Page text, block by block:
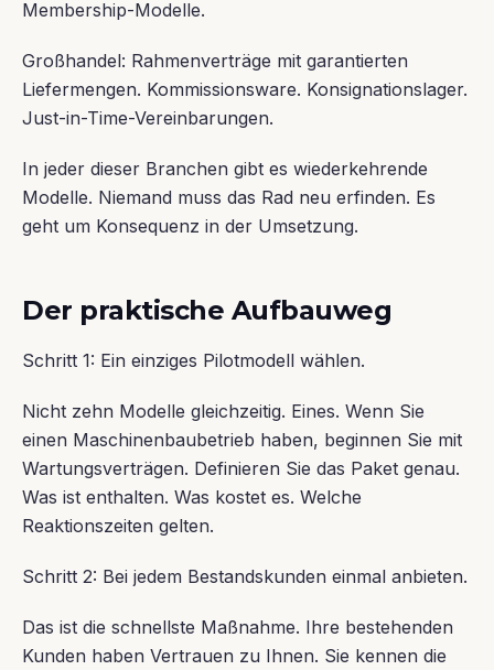
Membership-Modelle.
Großhandel: Rahmenverträge mit garantierten
Liefermengen. Kommissionsware. Konsignationslager.
Just-in-Time-Vereinbarungen.
In jeder dieser Branchen gibt es wiederkehrende
Modelle. Niemand muss das Rad neu erfinden. Es
geht um Konsequenz in der Umsetzung.
Der praktische Aufbauweg
Schritt 1: Ein einziges Pilotmodell wählen.
Nicht zehn Modelle gleichzeitig. Eines. Wenn Sie
einen Maschinenbaubetrieb haben, beginnen Sie mit
Wartungsverträgen. Definieren Sie das Paket genau.
Was ist enthalten. Was kostet es. Welche
Reaktionszeiten gelten.
Schritt 2: Bei jedem Bestandskunden einmal anbieten.
Das ist die schnellste Maßnahme. Ihre bestehenden
Kunden haben Vertrauen zu Ihnen. Sie kennen die